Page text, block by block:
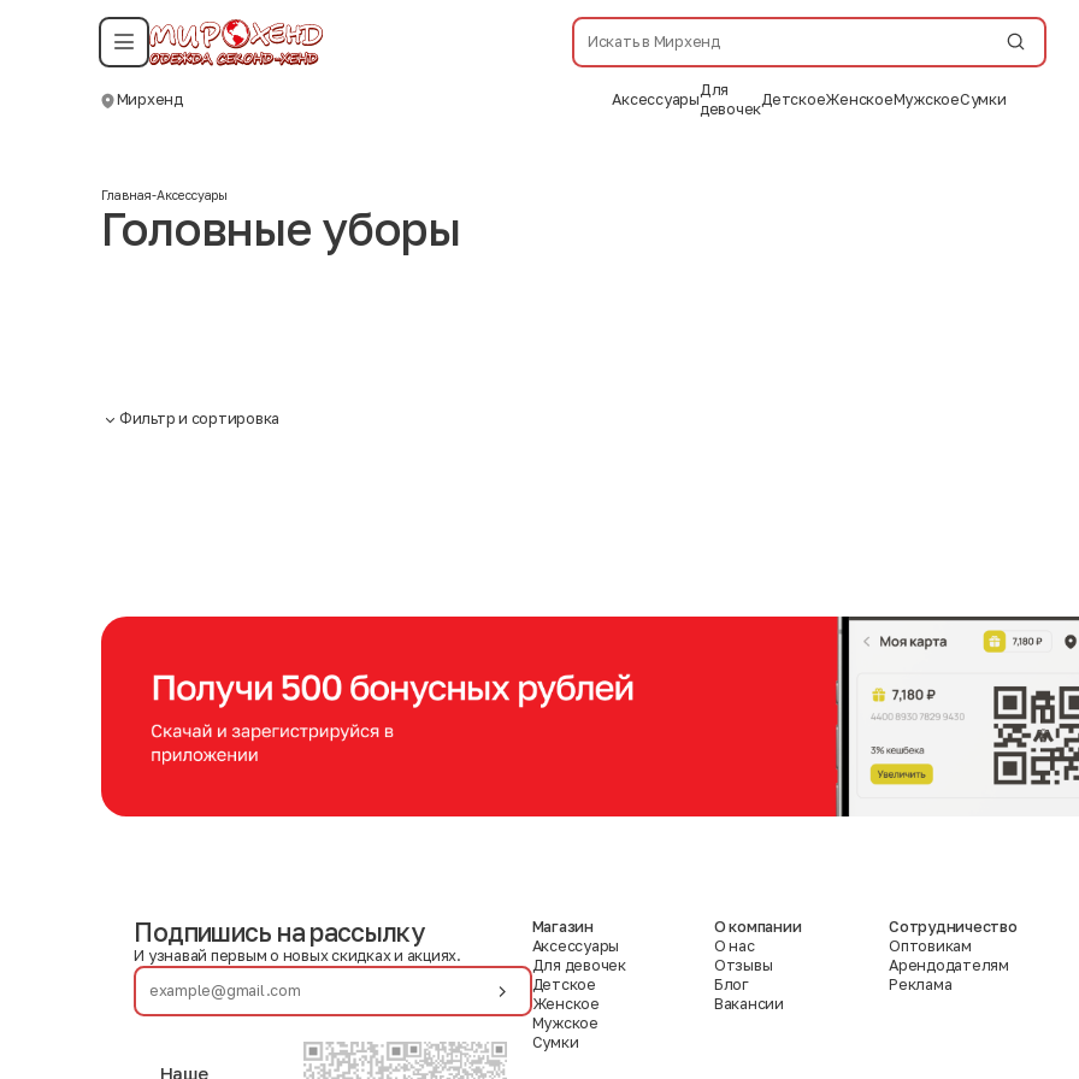
Мирхенд Аксессуары
Для
девочек
ДетскоеЖенскоеМужскоеСумки
Смотреть все даты
Главная-Аксессуары
Головные уборы
Фильтр и сортировка
Подпишись на рассылку
И узнавай первым о новых скидках и акциях.
Наше
Магазин
Аксессуары
Для девочек
Детское
Женское
Мужское
Сумки
О компании
О нас
Отзывы
Блог
Вакансии
Сотрудничество
Оптовикам
Арендодателям
Реклама